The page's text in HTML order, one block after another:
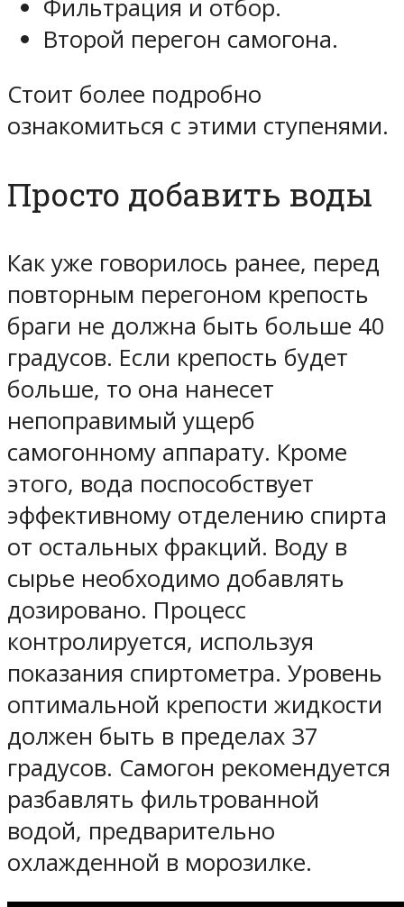
Фильтрация и отбор.
Второй перегон самогона.
Стоит более подробно
ознакомиться с этими ступенями.
Просто добавить воды
Как уже говорилось ранее, перед
повторным перегоном крепость
браги не должна быть больше 40
градусов. Если крепость будет
больше, то она нанесет
непоправимый ущерб
самогонному аппарату. Кроме
этого, вода поспособствует
эффективному отделению спирта
от остальных фракций. Воду в
сырье необходимо добавлять
дозировано. Процесс
контролируется, используя
показания спиртометра. Уровень
оптимальной крепости жидкости
должен быть в пределах 37
градусов. Самогон рекомендуется
разбавлять фильтрованной
водой, предварительно
охлажденной в морозилке.